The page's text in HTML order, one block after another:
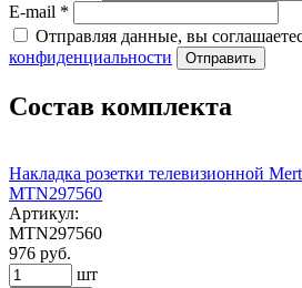
E-mail *
Отправляя данные, вы
конфиденциальности
Отправить
Состав комплекта
Накладка розетки телевизионной
MTN297560
Артикул:
MTN297560
976 руб.
шт